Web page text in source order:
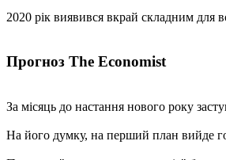
2020 рік виявився вкрай складним для
Прогноз The Economist
За місяць до настання нового року
На його думку, на перший план вийде